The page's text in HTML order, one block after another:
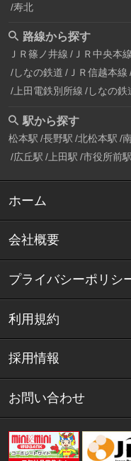
寿北
路線から探す
ＪＲ篠ノ井線 ＪＲ中央本線
しなの鉄道 ＪＲ信越本線
上田電鉄別所線 しなの鉄
駅から探す
松本駅 長野駅 北松本駅
広丘駅 上田駅 市役所前駅
ホーム
会社概要
プライバシーポリシ
利用規約
採用情報
お問い合わせ